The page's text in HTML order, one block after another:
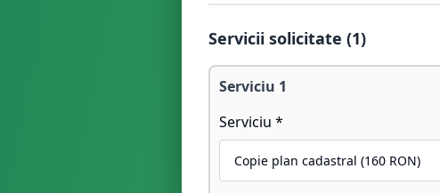
Servicii solicitate (1)
Serviciu 1
Serviciu *